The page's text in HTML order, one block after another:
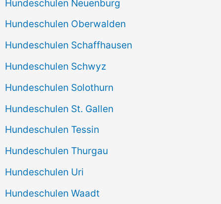
Hundeschulen Neuenburg
Hundeschulen Oberwalden
Hundeschulen Schaffhausen
Hundeschulen Schwyz
Hundeschulen Solothurn
Hundeschulen St. Gallen
Hundeschulen Tessin
Hundeschulen Thurgau
Hundeschulen Uri
Hundeschulen Waadt